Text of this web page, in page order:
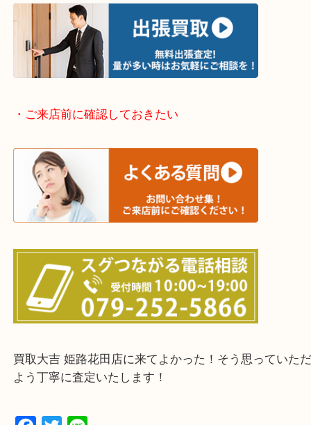
兵庫県全域
姫路市・高砂市・加古川市・加西市
神崎郡・太子町・宍粟市・佐用郡
たつの市・相生市・赤穂市
鳥取県全域・京都府全域
・ご来店前に確認しておきたい